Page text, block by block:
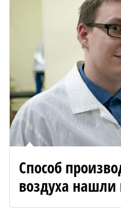
Способ
воздуха нашли